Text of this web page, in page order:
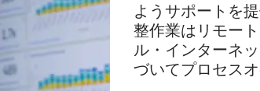
ようサポートを
整作業はリモー
ル・インターネ
づいてプロセス